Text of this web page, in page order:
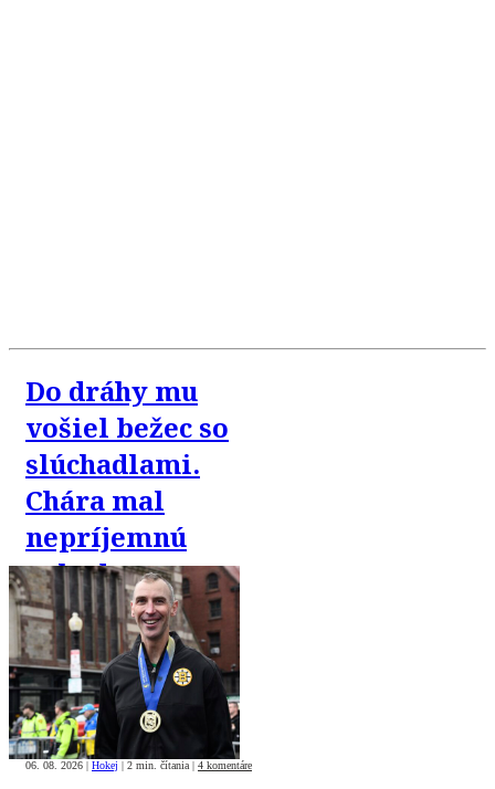
Do dráhy mu
vošiel bežec so
slúchadlami.
Chára mal
nepríjemnú
nehodu
06. 08. 2026 | Hokej | 2 min. čítania | 4 komentáre